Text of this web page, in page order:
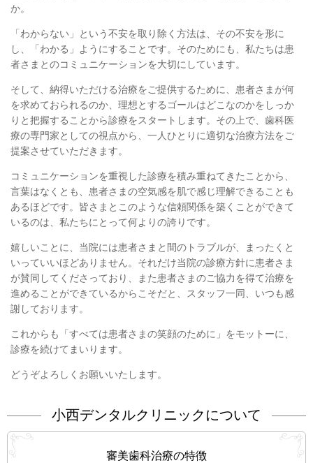
か。
「わからない」という不安を取り除く方法は、その不安を形に
し、「わかる」ようにすることです。そのためにも、私たちは患
者さまとのコミュニケーションを大切にしています。
そして、 納得いただける治療をご提供するために、患者さまが何
を求めておられるのか、理想とするゴールはどこなのかをしっか
りと把握することから診療をスタートします。その上で、歯科医
療の専門家としての視点から、一人ひとりに適切な治療方法をご
提案させていただきます。
コミュニケーションを重視した診療を積み重ねてきたことから、
言葉はなくとも、患者さまの空気感を肌で感じ理解できることも
あるほどです。皆さまとこのような信頼関係を築くことができて
いるのは、私たちにとって何よりの誇りです。
嬉しいことに、当院には患者さまと間のトラブルが、まったくと
いっていいほどありません。それだけ当院の診療方針に患者さま
が賛同してくださっており、また患者さまのご協力を得て治療を
進めることができているからこそだと、スタッフ一同、いつも感
謝しております。
これからも「すべては患者さまの笑顔のために」をモットーに、
診療を続けてまいります。
どうぞよろしくお願いいたします。
小西デンタルクリニックについて
審美歯科治療の特徴